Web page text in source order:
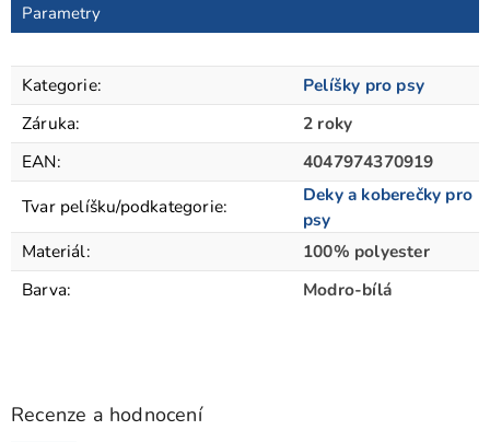
Parametry
Kategorie:
Pelíšky pro psy
Záruka:
2 roky
EAN:
4047974370919
Tvar pelíšku/podkategorie:
Deky a koberečky pro
psy
Materiál:
100% polyester
Barva: Modro-bílá
Recenze a hodnocení